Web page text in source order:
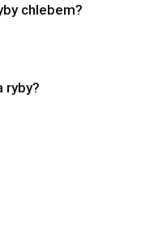
chlebem?
ryby?